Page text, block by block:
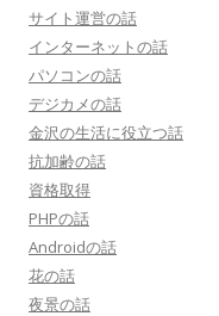
サイト運営の話
インターネットの話
パソコンの話
デジカメの話
金沢の生活に役立つ話
抗加齢の話
資格取得
PHPの話
Androidの話
花の話
夜景の話